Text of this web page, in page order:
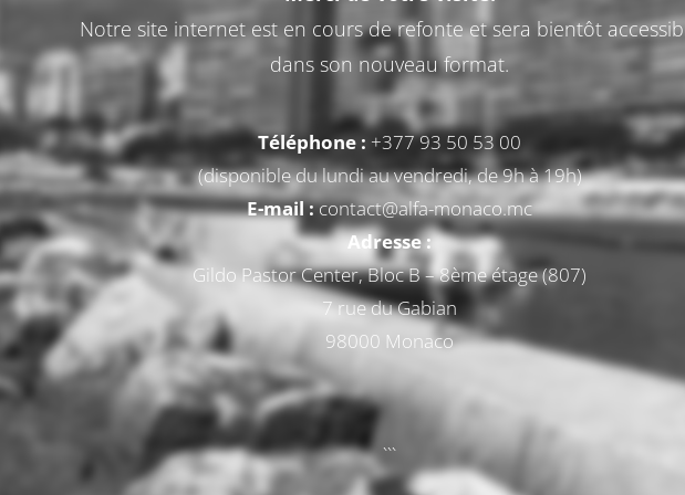
Notre site internet est en cours de refonte et sera bientôt
dans son nouveau format.
Téléphone : +377 93 50 53 00
(disponible du lundi au vendredi, de 9h à 19h)
E-mail :contact@alfa-monaco.mc
Adresse :
Gildo Pastor Center, Bloc B – 8ème étage (807)
7 rue du Gabian
98000 Monaco
```